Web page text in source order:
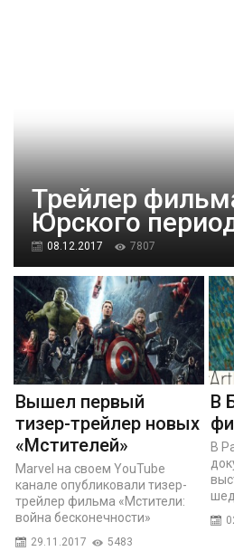
Трейлер
Юрского
08.12.2017 7807
Вышел первый
тизер-трейлер новых
«Мстителей»
Marvel на своем YouTube
канале опубликовали тизер-
трейлер фильма «Мстители:
война бесконечности»
29.11.2017 5483
В
В